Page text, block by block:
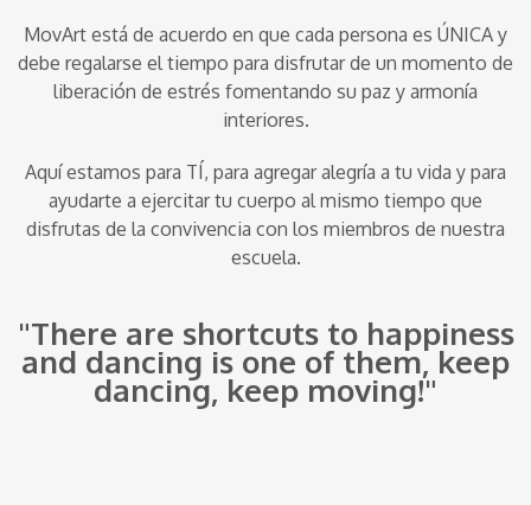
MovArt está de acuerdo en que cada persona es ÚNICA y
debe regalarse el tiempo para disfrutar de un momento de
liberación de estrés fomentando su paz y armonía
interiores.
Aquí estamos para TÍ, para agregar alegría a tu vida y para
ayudarte a ejercitar tu cuerpo al mismo tiempo que
disfrutas de la convivencia con los miembros de nuestra
escuela.
"There are shortcuts to happiness
and dancing is one of them, keep
dancing, keep moving!"